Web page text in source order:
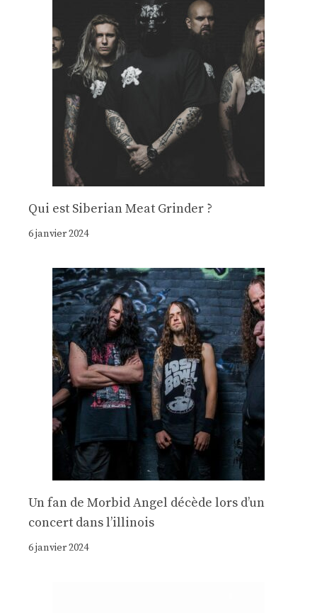
Qui est Siberian Meat Grinder ?
6 janvier 2024
Un fan de Morbid Angel décède lors d’un
concert dans l’illinois
6 janvier 2024